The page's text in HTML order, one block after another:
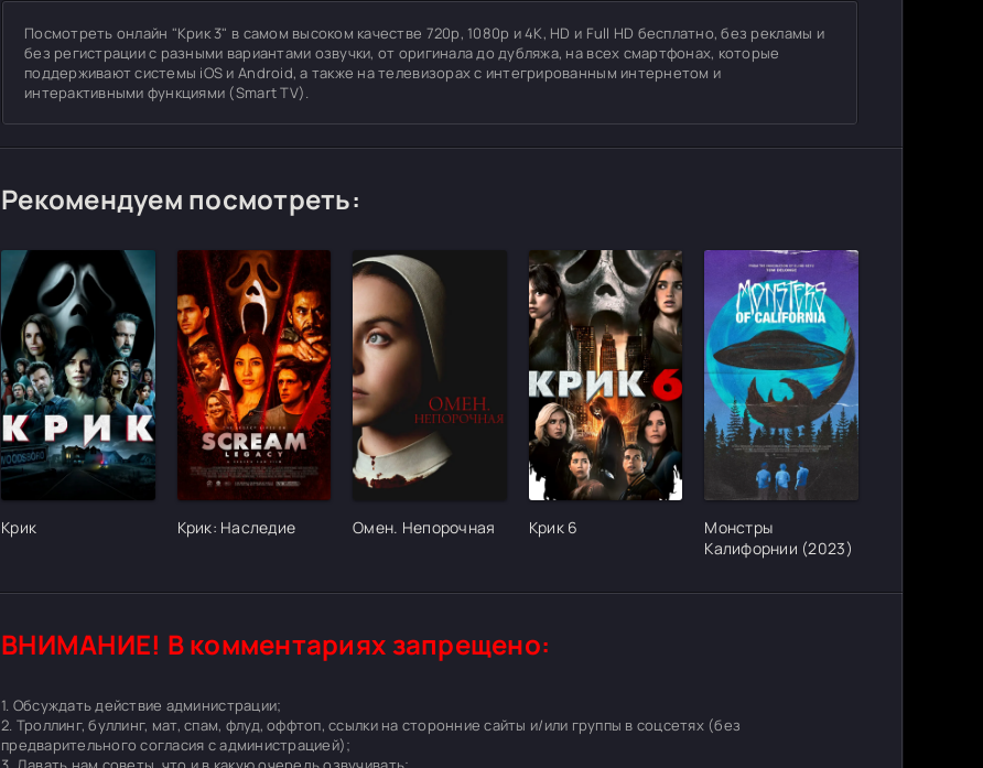
Посмотреть онлайн "Крик 3" в самом высоком качестве 720p, 1080p и 4K, HD и Full HD бесплатно, без рекламы и
без регистрации с разными вариантами озвучки, от оригинала до дубляжа, на всех смартфонах, которые
поддерживают системы iOS и Android, а также на телевизорах с интегрированным интернетом и
интерактивными функциями (Smart TV).
Рекомендуем посмотреть:
[/xfgiven_cvh_poster_urlcvh_poster_url]
Крик
[/xfgiven_cvh_poster_urlcvh_poster_url]
Крик: Наследие
[/xfgiven_cvh_poster_urlcvh_poster_url]
Омен. Непорочная
[/xfgiven_cvh_poster_urlcvh_poster_url]
Крик 6
[/
Монстры
Калифорнии (2023)
ВНИМАНИЕ! В комментариях запрещено:
1. Обсуждать действие администрации;
2. Троллинг, буллинг, мат, спам, флуд, оффтоп, ссылки на сторонние сайты и/или группы в соцсетях (без
предварительного согласия с администрацией);